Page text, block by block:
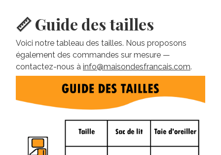
📏 Guide des tailles
Voici notre tableau des tailles. Nous proposons
également des commandes sur mesure —
contactez-nous à info@maisondesfrancais.com.